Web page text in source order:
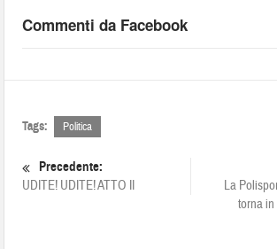
Commenti da Facebook
Tags: Politica
Precedente:
UDITE! UDITE! ATTO II
La
torna in